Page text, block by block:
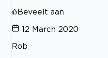
Beveelt aan
12 March 2020
Rob